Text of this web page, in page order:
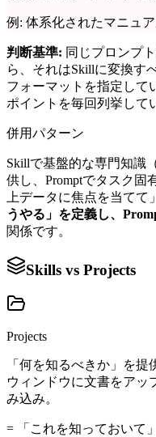
例: 体系化されたマニュ
判断基準: 同じプロンプ
ら、それはSkillに変換す
フォーマットを指定して
ポイントを毎回列挙して
併用パターン
Skillで基盤的な専門知識
供し、Promptでタスク固
上データに焦点を当てて
うやる」を定義し、
関係です。
Skills vs Projects
Projects
「何を知るべきか」を
ウィンドウに文書をアッ
み込み。
= 「これを知っておいて」